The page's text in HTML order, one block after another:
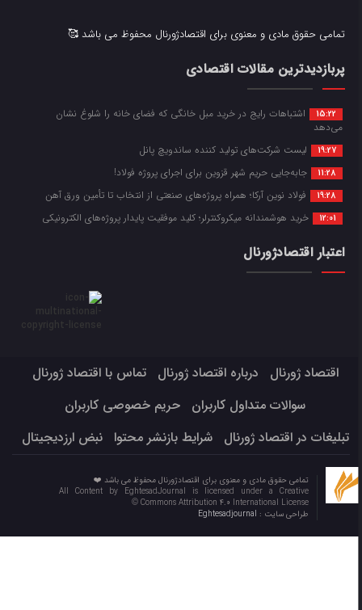
تمامی حقوق مادی و معنوی برای اقتصادژورنال محفوظ می باشد 🥰
پربازدیدترین مقالات اقتصادی
15:22
اشتباهات رایج در خرید مبل خانگی که فضای خانه را شلوغ نشان
می‌دهد
19:27 لیست شرکت‌های تولید کننده ساندویچ پانل
11:28 جابه‌جایی حریم شهر قزوین برای اجرای پروژه فولاد!
19:28 فولاد نوین آرکا؛ همراه پروژه‌های صنعتی از انتخاب تا تأمین ورق آهن
12:01 خرید هوشمندانه میکروکنترلر؛ کلید موفقیت پایدار پروژه‌های الکترونیکی
اعتبار اقتصادژورنال
اقتصاد ژورنال درباره اقتصاد ژورنال
تماس با اقتصاد ژورنال
سوالات متداول کاربران
حریم خصوصی کاربران
تبلیغات در اقتصاد ژورنال
شرایط بازنشر محتوا نبض ارزدیجیتال
تمامی حقوق مادی و معنوی برای اقتصادژورنال محفوظ می باشد ❤️
All Content by EghtesadJournal is licensed under a Creative
Commons Attribution 4.0 International License ©️
طراحی سایت :